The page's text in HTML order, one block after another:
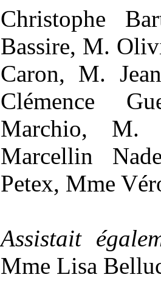
Christophe
Bassire, M.
Caron, M.
Clémence
Marchio, M.
Marcellin
Petex, Mme
Assistait
Mme Lisa